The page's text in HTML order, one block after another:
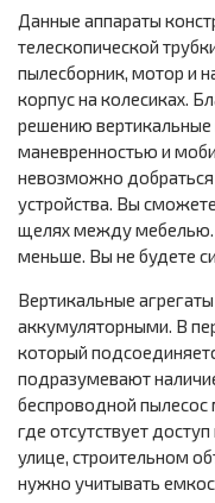
Данные аппараты
телескопической
пылесборник, мотор и
корпус на колесиках.
решению
маневренностью и
невозможно
устройства. Вы
щелях между мебелью.
меньше. Вы не будете
Вертикальные
аккумуляторными. В
который
подразумевают
беспроводной пылесос
где отсутствует
улице, строительном
нужно учитывать